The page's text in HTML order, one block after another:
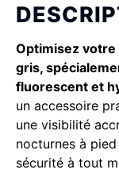
Optimisez votre
gris,
fluorescent et
un accessoire
une visibilité
nocturnes à
sécurité à tout